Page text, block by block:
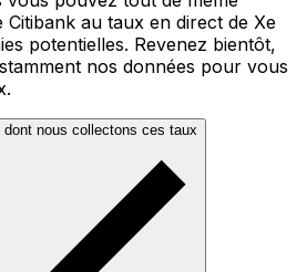
au taux en direct de Xe
potentielles. Revenez bientôt,
nos données pour vous
nous collectons ces taux